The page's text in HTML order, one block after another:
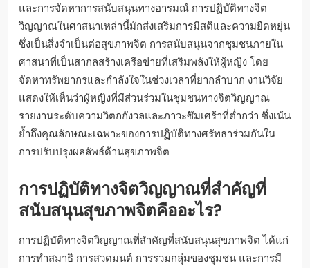
และการจัดหาการสนับสนุนทางอารมณ์ การปฏิบัติทางจิต
วิญญาณในศาสนาเหล่านี้มักส่งเสริมการมีสติและความยืดหยุ่น
ซึ่งเป็นสิ่งจำเป็นต่อสุขภาพจิต การสนับสนุนจากชุมชนภายใน
ศาสนาที่เป็นสากลสร้างเครือข่ายที่เสริมพลังให้ผู้หญิง โดย
จัดหาทรัพยากรและกำลังใจในช่วงเวลาที่ยากลำบาก งานวิจัย
แสดงให้เห็นว่าผู้หญิงที่มีส่วนร่วมในชุมชนทางจิตวิญญาณ
รายงานระดับความวิตกกังวลและภาวะซึมเศร้าที่ต่ำกว่า ซึ่งเน้น
ย้ำถึงคุณลักษณะเฉพาะของการปฏิบัติทางศรัทธาร่วมกันใน
การปรับปรุงผลลัพธ์ด้านสุขภาพจิต
การปฏิบัติทางจิตวิญญาณที่สำคัญที่
สนับสนุนสุขภาพจิตคืออะไร?
การปฏิบัติทางจิตวิญญาณที่สำคัญที่สนับสนุนสุขภาพจิต ได้แก่
การทำสมาธิ การสวดมนต์ การรวมกลุ่มของชุมชน และการมี